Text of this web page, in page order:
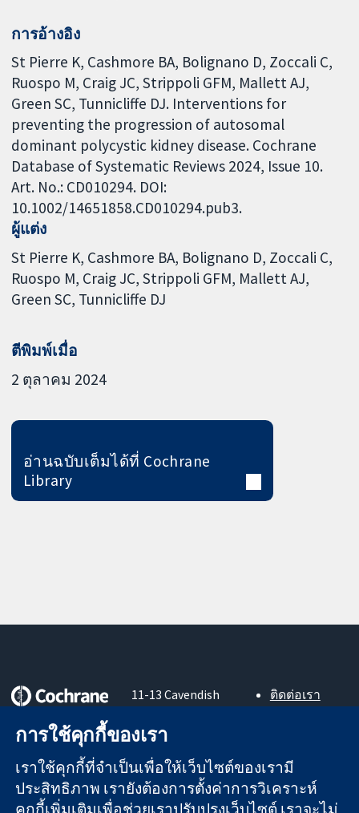
การอ้างอิง
St Pierre K, Cashmore BA, Bolignano D, Zoccali C,
Ruospo M, Craig JC, Strippoli GFM, Mallett AJ,
Green SC, Tunnicliffe DJ. Interventions for
preventing the progression of autosomal
dominant polycystic kidney disease. Cochrane
Database of Systematic Reviews 2024, Issue 10.
Art. No.: CD010294. DOI:
10.1002/14651858.CD010294.pub3.
ผู้แต่ง
St Pierre K Cashmore BA Bolignano D Zoccali C
Ruospo M Craig JC Strippoli GFM Mallett AJ
Green SC Tunnicliffe DJ
ตีพิมพ์เมื่อ
2 ตุลาคม 2024
อ่านฉบับเต็มได้ที่ Cochrane
Library
หลักฐานที่เชื่อถือ
ได้
สู่การตัดสินใจ
อย่างมีข้อมูล
เพื่อสุขภาพที่ดีขึ้น
11-13 Cavendish
London
United Kingdom
ติดต่อเรา
About us
ตำแหน่งงาน
Cochrane
การใช้คุกกี้ของเรา
เราใช้คุกกี้ที่จำเป็นเพื่อให้เว็บไซต์ของเรามี
ประสิทธิภาพ เรายังต้องการตั้งค่าการวิเคราะห์
คุกกี้เพิ่มเติมเพื่อช่วยเราปรับปรุงเว็บไซต์ เราจะไม่